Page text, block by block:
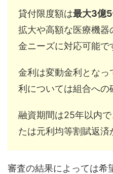
貸付限度額は最大3億
拡大や高額な医療機
金ニーズに対応可能で
金利は変動金利とな
利については組合への
融資期間は25年以内
たは元利均等割賦返済
審査の結果によっては希